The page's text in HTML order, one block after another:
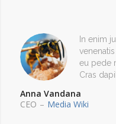
In enim
eu pede
Cras
Anna Vandana
CEO – Media Wiki